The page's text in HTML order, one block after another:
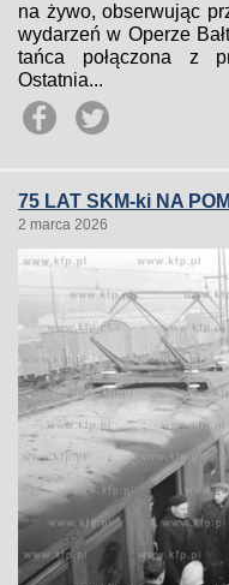
na żywo, obserwując
wydarzeń w Operze
tańca połączona z
Ostatnia...
75 LAT SKM-ki NA
2 marca 2026